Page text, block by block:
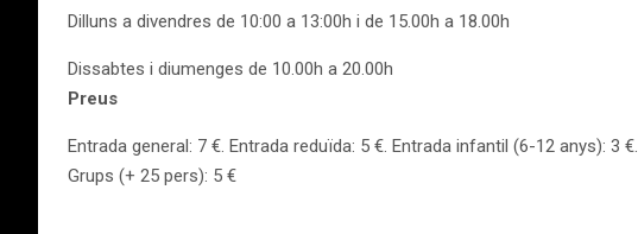
Dilluns a divendres de 10:00 a 13:00h i de 15.00h a 18.00h
Dissabtes i diumenges de 10.00h a 20.00h
Preus
Entrada general: 7 €. Entrada reduïda: 5 €. Entrada infantil (6-12 anys): 3 €.
Grups (+ 25 pers): 5 €